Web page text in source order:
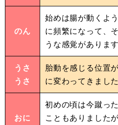
のん
始めは腸が動くよ
に頻繁になって、
うな感覚があります
うさ
うさ
胎動を感じる位置
に変わってきました
おに
初めの頃は今蹴っ
こともありました